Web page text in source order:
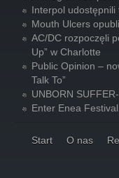
Interpol udostępnili
Mouth Ulcers
AC/DC rozpoczęli
Up” w Charlotte
Public Opinion –
Talk To”
UNBORN
Enter Enea
Start O nas